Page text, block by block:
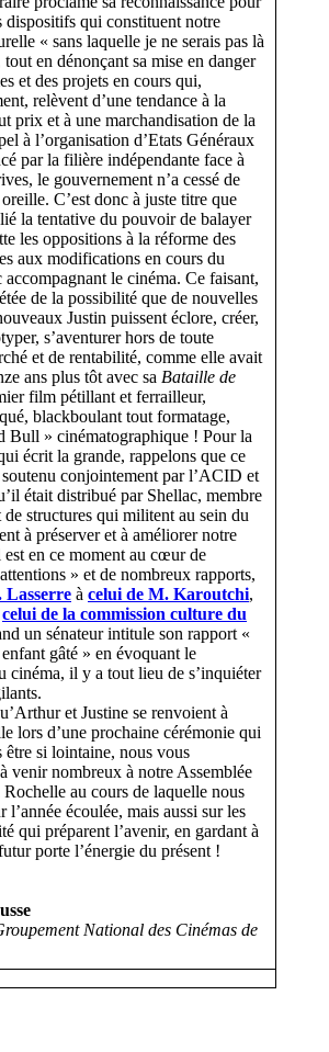
dispositifs qui constituent notre
« sans laquelle je ne serais pas là
en dénonçant sa mise en danger
et des projets en cours qui,
relèvent d’une tendance à la
prix et à une marchandisation de la
à l’organisation d’Etats Généraux
par la filière indépendante face à
le gouvernement n’a cessé de
C’est donc à juste titre que
la tentative du pouvoir de balayer
les oppositions à la réforme des
aux modifications en cours du
accompagnant le cinéma. Ce faisant,
de la possibilité que de nouvelles
Justin puissent éclore, créer,
s’aventurer hors de toute
et de rentabilité, comme elle avait
ans plus tôt avec sa Bataille de
film pétillant et ferrailleur,
blackboulant tout formatage,
Bull » cinématographique ! Pour la
écrit la grande, rappelons que ce
conjointement par l’ACID et
était distribué par Shellac, membre
structures qui militent au sein du
à préserver et à améliorer notre
est en ce moment au cœur de
» et de nombreux rapports,
Lasserre à celui de M. Karoutchi,
celui de la commission culture du
un sénateur intitule son rapport «
gâté » en évoquant le
cinéma, il y a tout lieu de s’inquiéter
et Justine se renvoient à
lors d’une prochaine cérémonie qui
être si lointaine, nous vous
venir nombreux à notre Assemblée
Rochelle au cours de laquelle nous
l’année écoulée, mais aussi sur les
qui préparent l’avenir, en gardant à
porte l’énergie du présent !
National des Cinémas de